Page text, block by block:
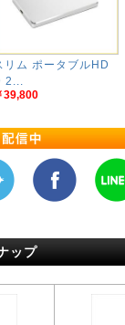
リム ポータブルHD
2...
39,800
ップ